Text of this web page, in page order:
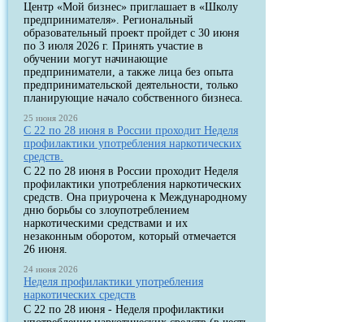
Центр «Мой бизнес» приглашает в «Школу
предпринимателя». Региональный
образовательный проект пройдет с 30 июня
по 3 июля 2026 г. Принять участие в
обучении могут начинающие
предприниматели, а также лица без опыта
предпринимательской деятельности, только
планирующие начало собственного бизнеса.
25 июня 2026
С 22 по 28 июня в России проходит Неделя
профилактики употребления наркотических
средств.
С 22 по 28 июня в России проходит Неделя
профилактики употребления наркотических
средств. Она приурочена к Международному
дню борьбы со злоупотреблением
наркотическими средствами и их
незаконным оборотом, который отмечается
26 июня.
24 июня 2026
Неделя профилактики употребления
наркотических средств
С 22 по 28 июня - Неделя профилактики